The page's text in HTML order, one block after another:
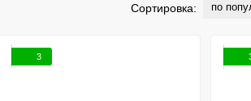
Сортировка: по
3